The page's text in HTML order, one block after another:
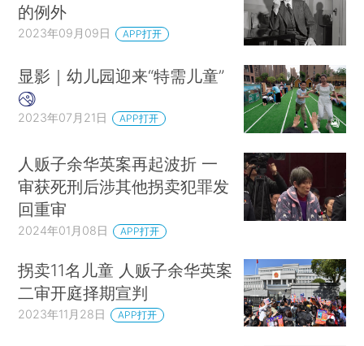
的例外
2023年09月09日 APP打开
显影｜幼儿园迎来“特需儿童”
2023年07月21日 APP打开
人贩子余华英案再起波折 一
审获死刑后涉其他拐卖犯罪发
回重审
2024年01月08日 APP打开
拐卖11名儿童 人贩子余华英案
二审开庭择期宣判
2023年11月28日 APP打开